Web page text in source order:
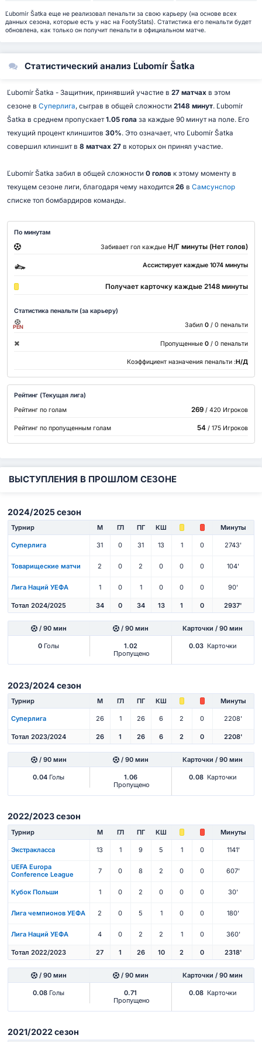
Ľubomír Šatka еще не реализовал пенальти за свою карьеру (на основе всех
данных сезона, которые есть у нас на FootyStats). Статистика его пенальти будет
обновлена, как только он получит пенальти в официальном матче.
Статистический анализ Ľubomír Šatka
Ľubomír Šatka - Защитник, принявший участие в 27 матчахв этом
сезоне в Суперлига, сыграв в общей сложности 2148 минут. Ľubomír
Šatka в среднем пропускает1.05 гола за каждые 90 минут на поле. Его
текущий процент клиншитов 30%. Это означает, что Ľubomír Šatka
совершил клиншит в 8 матчах 27в которых он принял участие.
Ľubomír Šatka забил в общей сложности 0 головк этому моменту в
текущем сезоне лиги, благодаря чему находится 26 в Самсунспор
списке топ бомбардиров команды.
По минутам
Забивает гол каждые Н/Г минуты (Нет голов)
Ассистирует каждые 1074 минуты
Получает карточку каждые 2148 минуты
Статистика пенальти (за карьеру)
PEN Забил 0 / 0 пенальти
Пропущенные 0 / 0 пенальти
Коэффициент назначения пенальти :Н/Д
Рейтинг (Текущая лига)
Рейтинг по голам
269/ 420 Игроков
Рейтинг по пропущенным голам 54/ 175 Игроков
ВЫСТУПЛЕНИЯ В ПРОШЛОМ СЕЗОНЕ
2024/2025 сезон
Турнир М ГЛ ПГ КШ Минуты
Суперлига 31 0 31 13 1 0 2743'
Товарищеские матчи 2 0 2 0 0 0 104'
Лига Наций УЕФА 1 0 1 0 0 0 90'
Тотал 2024/2025 34 0 34 13 1 0 2937'
/ 90 мин / 90 мин Карточки / 90 мин
0 Голы
1.02
Пропущено
0.03 Карточки
2023/2024 сезон
Турнир М ГЛ ПГ КШ Минуты
Суперлига 26 1 26 6 2 0 2208'
Тотал 2023/2024 26 1 26 6 2 0 2208'
/ 90 мин / 90 мин Карточки / 90 мин
0.04 Голы
1.06
Пропущено
0.08 Карточки
2022/2023 сезон
Турнир М ГЛ ПГ КШ Минуты
Экстракласса 13 1 9 5 1 0 1141'
UEFA Europa
Conference League
7 0 8 2 0 0 607'
Кубок Польши 1 0 2 0 0 0 30'
Лига чемпионов УЕФА 2 0 5 1 0 0 180'
Лига Наций УЕФА 4 0 2 2 1 0 360'
Тотал 2022/2023 27 1 26 10 2 0 2318'
/ 90 мин / 90 мин Карточки / 90 мин
0.08 Голы
0.71
Пропущено
0.08 Карточки
2021/2022 сезон